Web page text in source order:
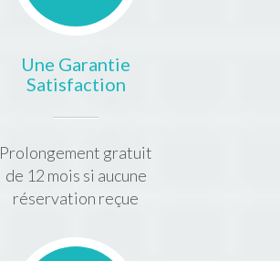
Une Garantie
Satisfaction
Prolongement gratuit
de 12 mois si aucune
réservation reçue